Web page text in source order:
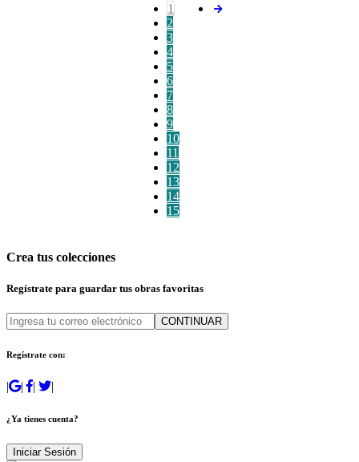
1
2
3
4
5
6
7
8
9
10
11
12
13
14
15
Crea tus colecciones
Regístrate para guardar tus obras favoritas
CONTINUAR
Regístrate con:
| | | |
¿Ya tienes cuenta?
Iniciar Sesión